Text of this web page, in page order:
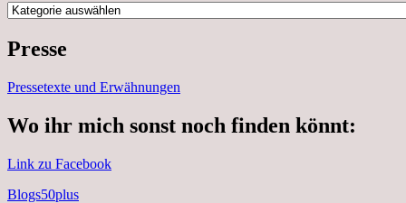
Kategorien
Presse
Pressetexte und Erwähnungen
Wo ihr mich sonst noch finden könnt:
Link zu Facebook
Blogs50plus